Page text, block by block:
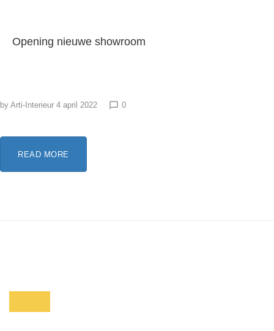
Opening nieuwe showroom
by Arti-Interieur 4 april 2022 chat_bubble_outline 0
READ MORE